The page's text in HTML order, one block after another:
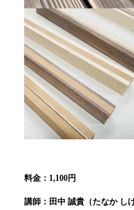
料金：1,100円
講師：田中 誠貴（たなか し